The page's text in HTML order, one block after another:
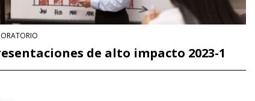
de alto impacto 2023-1